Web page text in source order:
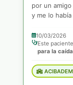
por un
y me lo
10/03/2026
Este
para la
ACIBADEM